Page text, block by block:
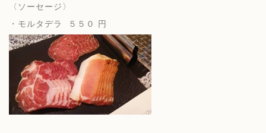
〈ソーセージ〉
・モルタデラ ５５０ 円